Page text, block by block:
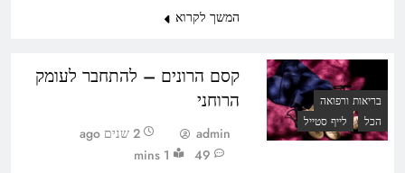
המשך לקרוא
בריאות ורפואה
הכל
לייף סטייל
קסם הרונים – להתחבר לעומק
הרוחני
admin
2 שנים ago
49
1 mins